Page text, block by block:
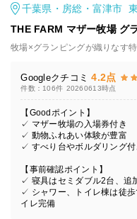
千葉県・房総・富津市
THE FARM マザー牧
牧場×グランピングが織りなす
Googleクチコミ 4.2点
件数：106件 20260613時点
【Goodポイント】
✓ マザー牧場の入場券付き
✓ 動物ふれあい体験が豊富
✓ すべり台やボルダリング
【事前確認ポイント】
✓ 寝具はセミダブル2台、追
✓ シャワー、トイレ棟は徒
イレ完備